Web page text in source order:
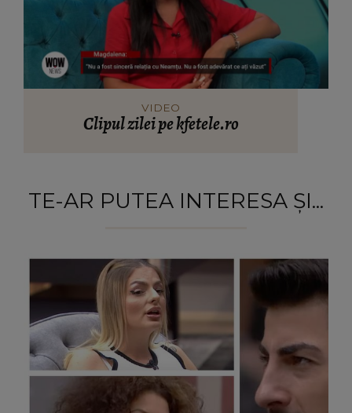
VIDEO
Clipul zilei pe kfetele.ro
TE-AR PUTEA INTERESA ȘI...